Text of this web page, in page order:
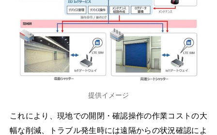
提供イメージ
これにより、現地での開閉・確認操作の作業コストの大
幅な削減、トラブル発生時には遠隔からの状況確認によ